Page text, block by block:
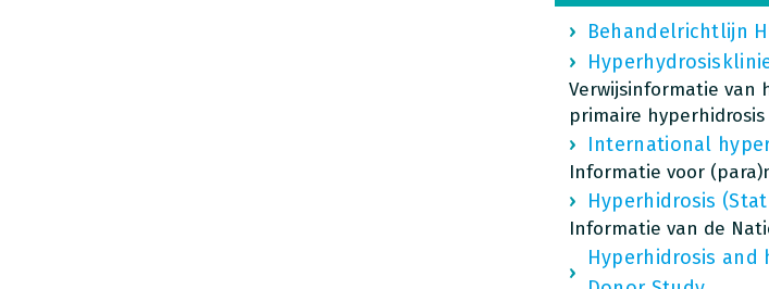
Behandelrichtlijn
Verwijsinformatie van
primaire hyperhidrosis
International
Informatie voor
Hyperhidrosis
Informatie van de
Hyperhidrosis and